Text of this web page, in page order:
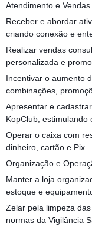
Atendimento e Vendas
Receber e abordar
criando conexão e
Realizar vendas
personalizada e
Incentivar o aumento
combinações,
Apresentar e
KopClub, estimulando
Operar o caixa com
dinheiro, cartão e Pix.
Organização e
Manter a loja
estoque e
Zelar pela limpeza
normas da Vigilância